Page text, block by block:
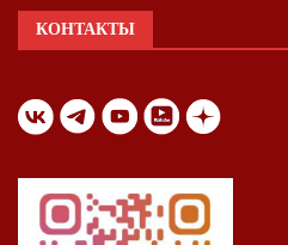
КОНТАКТЫ